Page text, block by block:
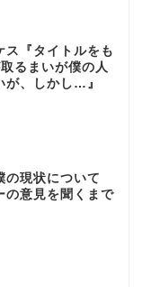
ス『タイトルをも
るまいが僕の人
が、しかし…』
の現状について
の意見を聞くまで